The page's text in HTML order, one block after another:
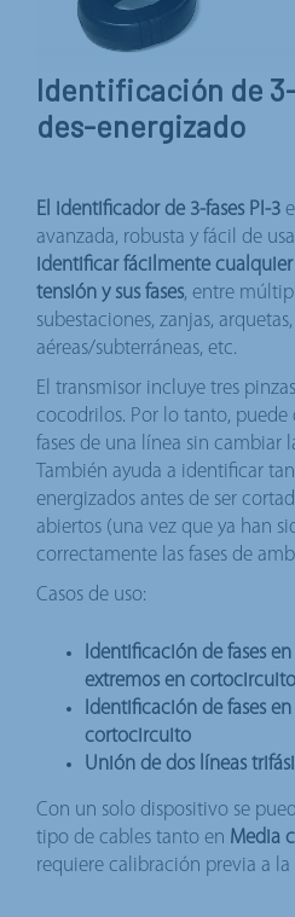
Identificación de
des-energizado
El identificador de 3-fases PI-3
avanzada, robusta y fácil de
identificar fácilmente
tensión y sus fases, entre
subestaciones, zanjas,
aéreas/subterráneas, etc.
El transmisor incluye tres
cocodrilos. Por lo tanto, puede
fases de una línea sin cambiar
También ayuda a identificar
energizados antes de ser
abiertos (una vez que ya han
correctamente las fases de
Casos de uso:
Identificación de fases
extremos en cortocircuito
Identificación de fases
cortocircuito
Unión de dos líneas
Con un solo dispositivo se
tipo de cables tanto en Media
requiere calibración previa a